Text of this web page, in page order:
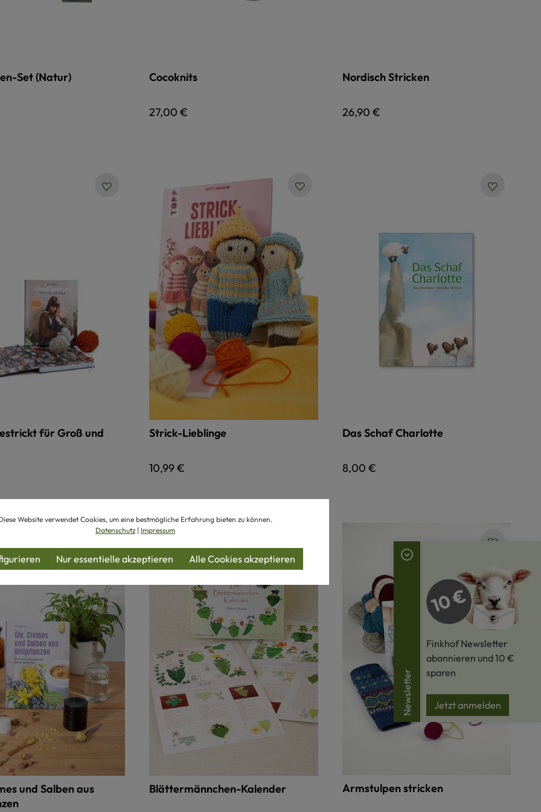
Set (Natur) Cocoknits
Regulärer Preis:
27,00 €
Nordisch Stricken
Regulärer Preis:
26,90 €
für Groß und
Strick-Lieblinge
Regulärer Preis:
10,99 €
Das Schaf Charlotte
Regulärer Preis:
8,00 €
und Salben aus
Blättermännchen-Kalender Armstulpen stricken
Newsletter
Finkhof Newsletter
abonnieren und 10 €
sparen
Jetzt anmelden
Website verwendet Cookies, um eine bestmögliche Erfahrung bieten zu können.
Datenschutz | Impressum
Nur essentielle akzeptieren Alle Cookies akzeptieren